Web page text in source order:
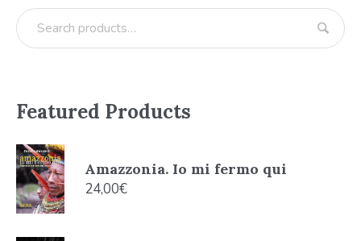
Featured Products
Amazzonia. Io mi fermo qui
24,00€